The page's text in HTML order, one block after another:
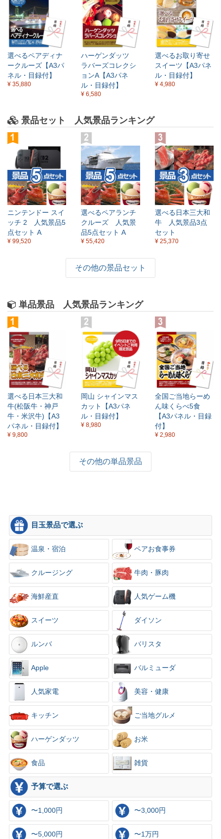
選べるペアディナ
ークルーズ【A3パ
ネル・目録付】
¥ 35,880
ハーゲンダッツ
ラバーズコレクシ
ョンA【A3パネ
ル・目録付】
¥ 6,580
選べるお取り寄せ
スイーツ【A3パネ
ル・目録付】
¥ 4,980
景品セット 人気景品ランキング
ニンテンドー スイ
ッチ 2 人気景品5
点セット A
¥ 99,520
選べるペアランチ
クルーズ 人気景
品5点セット A
¥ 55,420
選べる日本三大和
牛 人気景品3点
セット
¥ 25,370
その他の景品セット
単品景品 人気景品ランキング
選べる日本三大和
牛(松阪牛・神戸
牛・米沢牛)【A3
パネル・目録付】
¥ 9,800
岡山 シャインマス
カット【A3パネ
ル・目録付】
¥ 8,980
全国ご当地らーめ
ん味くらべ5食
【A3パネル・目録
付】
¥ 2,980
その他の単品景品
目玉景品で選ぶ
温泉・宿泊 ペアお食事券
クルージング 牛肉・豚肉
海鮮産直 人気ゲーム機
スイーツ ダイソン
ルンバ バリスタ
Apple バルミューダ
人気家電 美容・健康
キッチン ご当地グルメ
ハーゲンダッツ お米
食品 雑貨
予算で選ぶ
〜1,000円 〜3,000円
〜5,000円 〜1万円